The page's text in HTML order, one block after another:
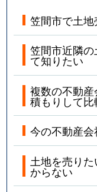
笠間市で土
笠間市近隣
て知りたい
複数の不動
積もりして
今の不動産
土地を売り
からない